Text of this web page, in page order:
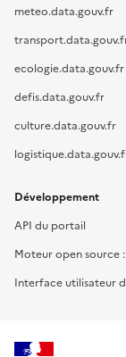
meteo.data.gouv.fr
ecologie.data.gouv.fr
defis.data.gouv.fr
culture.data.gouv.fr
Développement
API du portail
Moteur open source :
Interface utilisateur